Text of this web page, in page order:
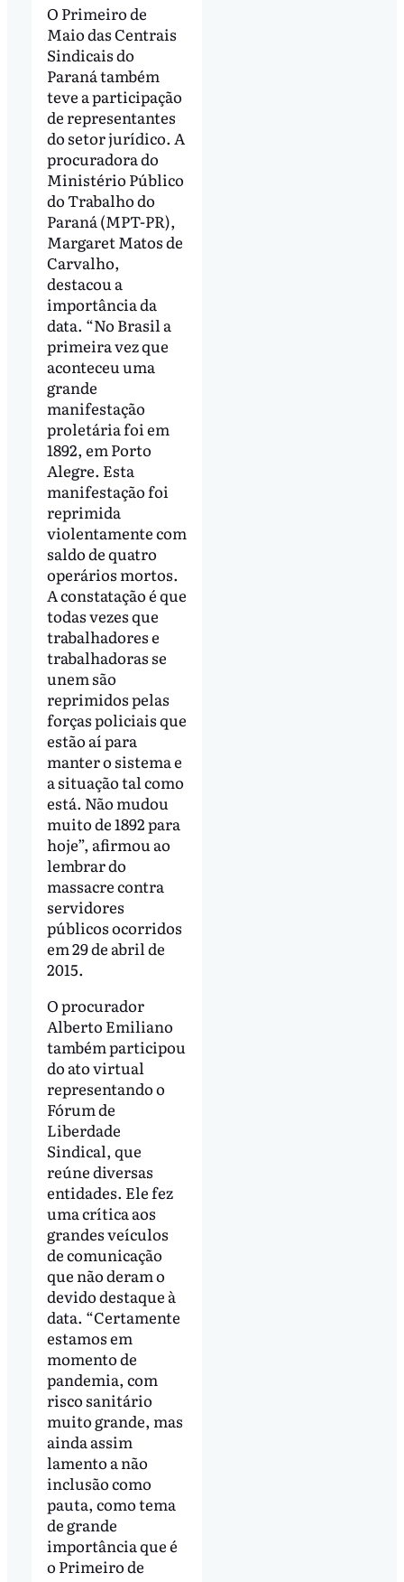
O Primeiro de
Maio das Centrais
Sindicais do
Paraná também
teve a participação
de representantes
do setor jurídico. A
procuradora do
Ministério Público
do Trabalho do
Paraná (MPT-PR),
Margaret Matos de
Carvalho,
destacou a
importância da
data. “No Brasil a
primeira vez que
aconteceu uma
grande
manifestação
proletária foi em
1892, em Porto
Alegre. Esta
manifestação foi
reprimida
violentamente com
saldo de quatro
operários mortos.
A constatação é que
todas vezes que
trabalhadores e
trabalhadoras se
unem são
reprimidos pelas
forças policiais que
estão aí para
manter o sistema e
a situação tal como
está. Não mudou
muito de 1892 para
hoje”, afirmou ao
lembrar do
massacre contra
servidores
públicos ocorridos
em 29 de abril de
2015.
O procurador
Alberto Emiliano
também participou
do ato virtual
representando o
Fórum de
Liberdade
Sindical, que
reúne diversas
entidades. Ele fez
uma crítica aos
grandes veículos
de comunicação
que não deram o
devido destaque à
data. “Certamente
estamos em
momento de
pandemia, com
risco sanitário
muito grande, mas
ainda assim
lamento a não
inclusão como
pauta, como tema
de grande
importância que é
o Primeiro de